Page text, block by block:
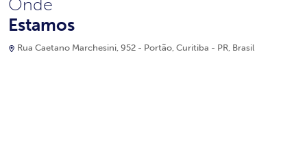
Onde
Estamos
Rua Caetano Marchesini, 952 - Portão, Curitiba - PR, Brasil